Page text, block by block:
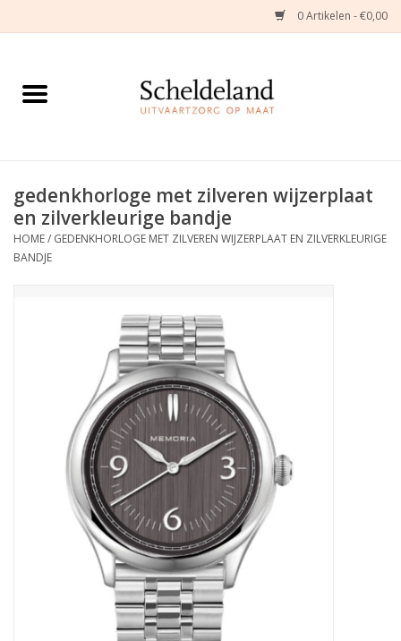
0 Artikelen - €0,00
Home
Herinneringsjuwelen
Zijden Bloemstukken
Bloemenabonnement
Kleine asdragers
Grafdecoratie
Naar website SCHELDE.LAND
gedenkhorloge met zilveren wijzerplaat
en zilverkleurige bandje
HOME/ GEDENKHORLOGE MET ZILVEREN WIJZERPLAAT EN ZILVERKLEURIGE
BANDJE